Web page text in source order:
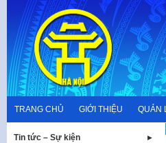
content
TRANG CHỦ GIỚI THIỆU QUẢN
Tin tức – Sự kiện